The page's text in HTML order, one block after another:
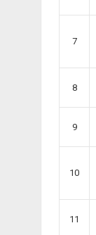
7
8
9
10
11